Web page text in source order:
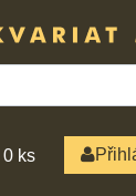
0 ks